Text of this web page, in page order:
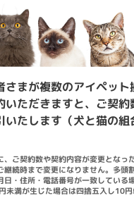
さまが複数のアイペット
いただきますと、ご契約
いたします（犬と猫の組
、ご契約数や契約内容が変更となっ
継続時まで変更になりません。多頭
日・住所・電話番号が一致している
未満が生じた場合は四捨五入し10